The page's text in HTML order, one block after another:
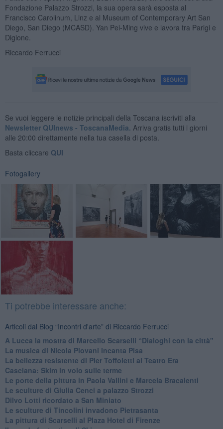
Fondazione Palazzo Strozzi, la sua opera sarà esposta al
Francisco Carolinum, Linz e al Museum of Contemporary Art San
Diego, San Diego (MCASD). Yan Pei-Ming vive e lavora tra Parigi e
Digione.
Riccardo Ferrucci
Se vuoi leggere le notizie principali della Toscana iscriviti alla
Newsletter QUInews - ToscanaMedia. Arriva gratis tutti i giorni
alle 20:00 direttamente nella tua casella di posta.
Basta cliccare QUI
Fotogallery
Ti potrebbe interessare anche:
Articoli dal Blog “Incontri d'arte” di Riccardo Ferrucci
A Lucca la mostra di Marcello Scarselli “Dialoghi con la città"
​La musica di Nicola Piovani incanta Pisa
​La bellezza resistente di Pier Toffoletti al Teatro Era
​Casciana: Skim in volo sulle terme
​Le porte della pittura in Paola Vallini e Marcela Bracalenti
​Le sculture di Giulia Cenci a palazzo Strozzi
​Dilvo Lotti ricordato a San Miniato
​Le sculture di Tincolini invadono Pietrasanta
La pittura di Scarselli al Plaza Hotel di Firenze